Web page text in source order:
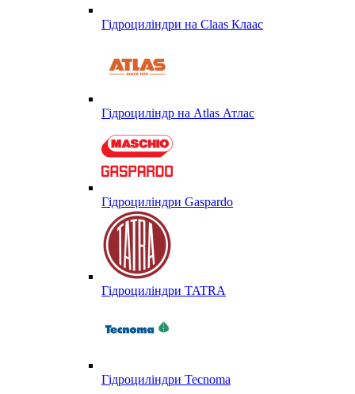
Гідроциліндри на Claas Клаас
Гідроциліндр на Atlas Атлас
Гідроциліндри Gaspardo
Гідроциліндри TATRA
Гідроциліндри Tecnoma